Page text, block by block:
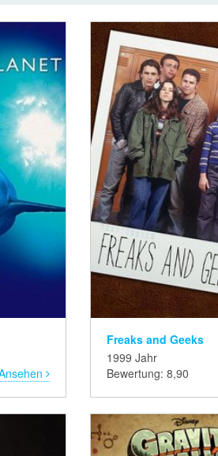
Freaks and Geeks
1999 Jahr
Bewertung: 8,90